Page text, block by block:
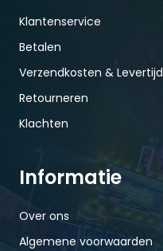
Klantenservice
Betalen
Verzendkosten & Levertijd
Retourneren
Klachten
Informatie
Over ons
Algemene voorwaarden